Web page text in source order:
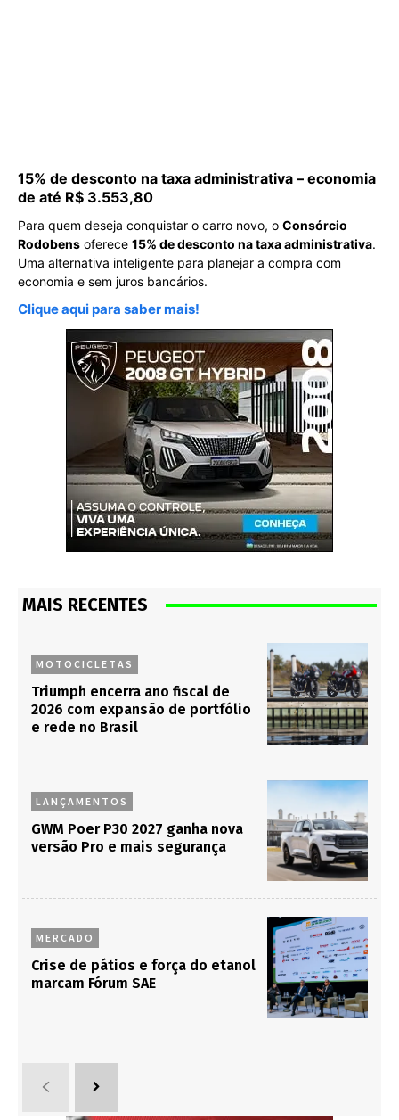
15% de desconto na taxa administrativa – economia
de até R$ 3.553,80
Para quem deseja conquistar o carro novo, o Consórcio
Rodobens oferece 15% de desconto na taxa administrativa.
Uma alternativa inteligente para planejar a compra com
economia e sem juros bancários.
Clique aqui para saber mais!
MAIS RECENTES
MOTOCICLETAS
Triumph encerra ano fiscal de
2026 com expansão de portfólio
e rede no Brasil
LANÇAMENTOS
GWM Poer P30 2027 ganha nova
versão Pro e mais segurança
MERCADO
Crise de pátios e força do etanol
marcam Fórum SAE